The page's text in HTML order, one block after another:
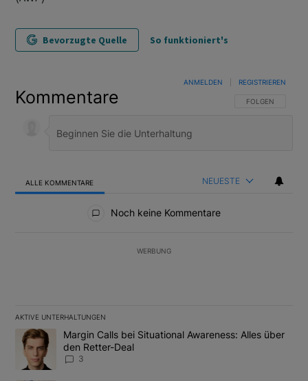
Bevorzugte Quelle So funktioniert's
Kommentare FOLGE DIESER
FOLGEN
ANMELDEN REGISTRIEREN
ALLE KOMMENTARE NEUESTE
Noch keine Kommentare
WERBUNG
AKTIVE UNTERHALTUNGEN
Das Folgende ist eine Liste der am meisten kommentierten
Ein Trendartikel mit dem Titel "Margin Calls bei Situational
Margin Calls bei Situational Awareness: Alles über
den Retter-Deal
3